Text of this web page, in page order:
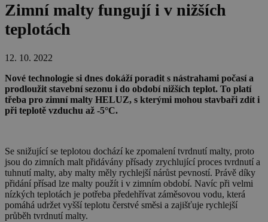
Zimní malty fungují i v nižších
teplotách
12. 10. 2022
Nové technologie si dnes dokáží poradit s nástrahami počasí a
prodloužit stavební sezonu i do období nižších teplot. To platí
třeba pro zimní malty HELUZ, s kterými mohou stavbaři zdít i
při teplotě vzduchu až -5°C.
Se snižující se teplotou dochází ke zpomalení tvrdnutí malty, proto
jsou do zimních malt přidávány přísady zrychlující proces tvrdnutí a
tuhnutí malty, aby malty měly rychlejší nárůst pevností. Právě díky
přidání přísad lze malty použít i v zimním období. Navíc při velmi
nízkých teplotách je potřeba předehřívat záměsovou vodu, která
pomáhá udržet vyšší teplotu čerstvé směsi a zajišťuje rychlejší
průběh tvrdnutí malty.